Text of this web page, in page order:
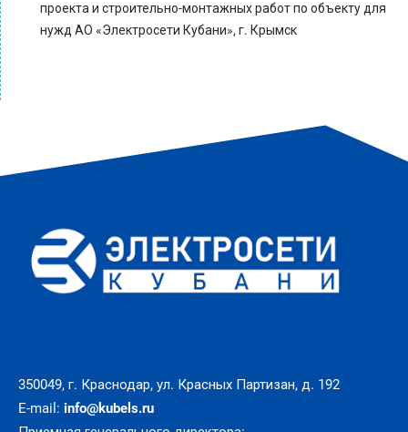
проекта и строительно-монтажных работ по объекту для
нужд АО «Электросети Кубани», г. Крымск
350049, г. Краснодар, ул. Красных Партизан, д. 192
E-mail: info@kubels.ru